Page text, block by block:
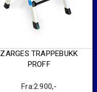
ZARGES TRAPPEBUKK
PROFF
Fra:2.900,-